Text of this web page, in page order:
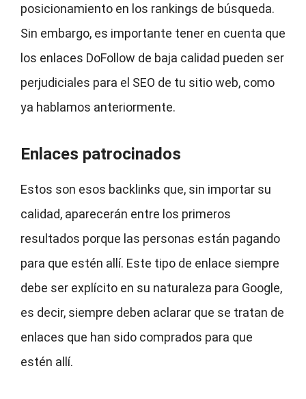
posicionamiento en los rankings de búsqueda.
Sin embargo, es importante tener en cuenta que
los enlaces DoFollow de baja calidad pueden ser
perjudiciales para el SEO de tu sitio web, como
ya hablamos anteriormente.
Enlaces patrocinados
Estos son esos backlinks que, sin importar su
calidad, aparecerán entre los primeros
resultados porque las personas están pagando
para que estén allí. Este tipo de enlace siempre
debe ser explícito en su naturaleza para Google,
es decir, siempre deben aclarar que se tratan de
enlaces que han sido comprados para que
estén allí.